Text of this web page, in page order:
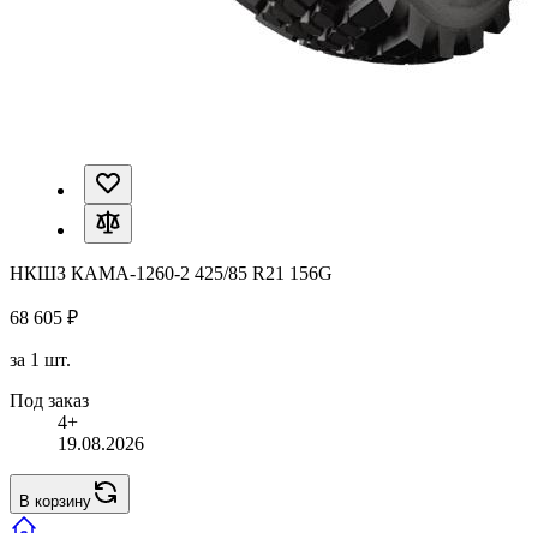
НКШЗ КАМА-1260-2 425/85 R21 156G
68 605 ₽
за 1 шт.
Под заказ
4+
19.08.2026
В корзину